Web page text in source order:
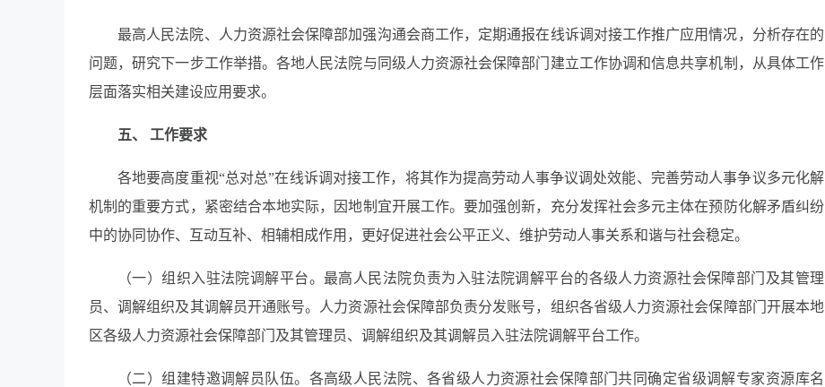
最高人民法院、人力资源社会保障部加强沟通会商工作，定期通报在线诉调对接工作推广应用情况，分析存在的
问题，研究下一步工作举措。各地人民法院与同级人力资源社会保障部门建立工作协调和信息共享机制，从具体工作
层面落实相关建设应用要求。
五、 工作要求
各地要高度重视“总对总”在线诉调对接工作，将其作为提高劳动人事争议调处效能、完善劳动人事争议多元化解
机制的重要方式，紧密结合本地实际，因地制宜开展工作。要加强创新，充分发挥社会多元主体在预防化解矛盾纠纷
中的协同协作、互动互补、相辅相成作用，更好促进社会公平正义、维护劳动人事关系和谐与社会稳定。
（一）组织入驻法院调解平台。最高人民法院负责为入驻法院调解平台的各级人力资源社会保障部门及其管理
员、调解组织及其调解员开通账号。人力资源社会保障部负责分发账号，组织各省级人力资源社会保障部门开展本地
区各级人力资源社会保障部门及其管理员、调解组织及其调解员入驻法院调解平台工作。
（二）组建特邀调解员队伍。各高级人民法院、各省级人力资源社会保障部门共同确定省级调解专家资源库名